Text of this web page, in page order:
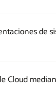
de
Cloud